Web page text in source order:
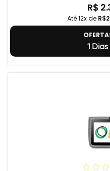
R$
Até 12x de
1 Dias